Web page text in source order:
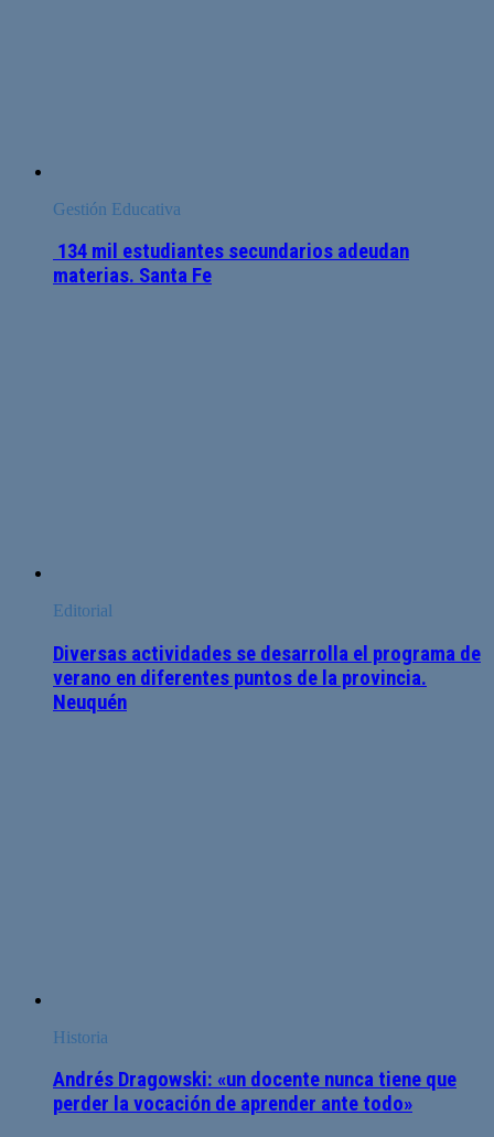
Gestión Educativa
134 mil estudiantes secundarios adeudan
materias. Santa Fe
Editorial
Diversas actividades se desarrolla el programa de
verano en diferentes puntos de la provincia.
Neuquén
Historia
Andrés Dragowski: «un docente nunca tiene que
perder la vocación de aprender ante todo»